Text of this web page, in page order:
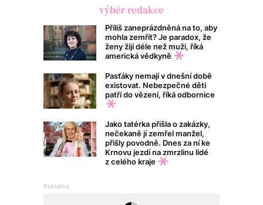
výběr redakce
Příliš zaneprázdněná na to, aby
mohla zemřít? Je paradox, že
ženy žijí déle než muži, říká
americká vědkyně
Pasťáky nemají v dnešní době
existovat. Nebezpečné děti
patří do vězení, říká odbornice
Jako tatérka přišla o zakázky,
nečekaně jí zemřel manžel,
přišly povodně. Dnes za ní ke
Krnovu jezdí na zmrzlinu lidé
z celého kraje